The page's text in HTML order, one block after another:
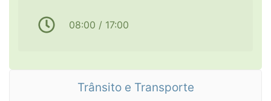
08:00 / 17:00
Trânsito e Transporte